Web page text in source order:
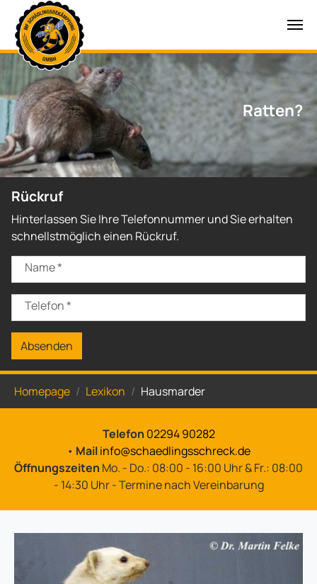
Zum Hauptinhalt springen
Ratten?
Wespen?
Rückruf
Hinterlassen Sie Ihre Telefonnummer und Sie erhalten
schnellstmöglich einen Rückruf.
Name*
Telefon*
Absenden
Homepage Lexikon Hausmarder
Telefon 02294 90282
• Mailinfo@schaedlingsschreck.de
Öffnungszeiten Mo. - Do.: 08:00 - 16:00 Uhr & Fr.: 08:00
- 14:30 Uhr - Termine nach Vereinbarung